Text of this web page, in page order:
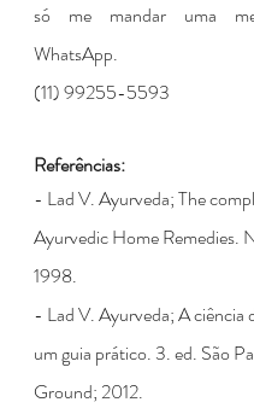
só me mandar uma
WhatsApp.
(11) 99255-5593
Referências:
- Lad V. Ayurveda; The
Ayurvedic Home Remedies.
1998.
- Lad V. Ayurveda; A ciência
um guia prático. 3. ed. São
Ground; 2012.